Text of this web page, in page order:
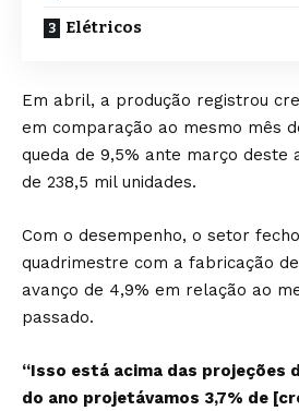
Elétricos
Em abril, a produção registrou
em comparação ao mesmo mês
queda de 9,5% ante março deste
de 238,5 mil unidades.
Com o desempenho, o setor
quadrimestre com a fabricação
avanço de 4,9% em relação ao
passado.
“Isso está acima das projeções
do ano projetávamos 3,7% de